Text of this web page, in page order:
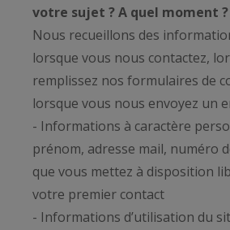
votre sujet ? A quel moment ?
Nous recueillons des
lorsque vous nous contactez,
remplissez nos formulaires de
lorsque vous nous envoyez un
- Informations à caractère
prénom, adresse mail, numéro
que vous mettez à disposition
votre premier contact
- Informations d’utilisation du